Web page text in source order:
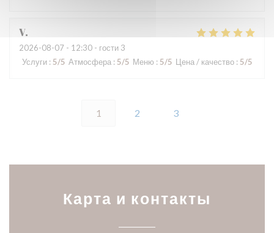
V
2026-08-07 - 12:30 - гости 3
Услуги : 5/5 Атмосфера : 5/5 Меню : 5/5 Цена / качество : 5/5
1 2 3
Карта и контакты